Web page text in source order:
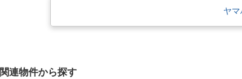
ヤ
関連物件から探す